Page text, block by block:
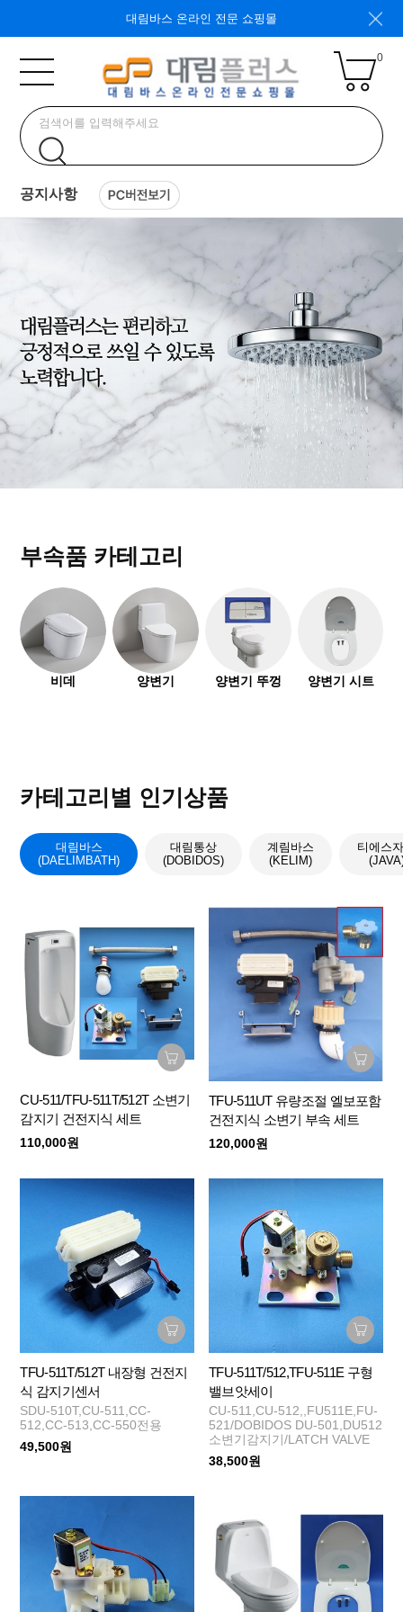
대림바스 온라인 전문 쇼핑몰
0
공지사항
부속품 카테고리
비데 양변기 양변기 뚜껑 양변기 시트
카테고리별 인기상품
대림바스
(DAELIMBATH)
대림통상
(DOBIDOS)
계림바스
(KELIM)
티에스
CU-511/TFU-511T/512T 소변기
감지기 건전지식 세트
110,000원
TFU-511UT 유량조절 엘보포함
건전지식 소변기 부속 세트
120,000원
TFU-511T/512T 내장형 건전지
식 감지기센서
SDU-510T,CU-511,CC-
512,CC-513,CC-550전용
49,500원
TFU-511T/512,TFU-511E 구형
밸브앗세이
CU-511,CU-512,,FU511E,FU-
521/DOBIDOS DU-501,DU512
소변기감지기/LATCH VALVE
38,500원